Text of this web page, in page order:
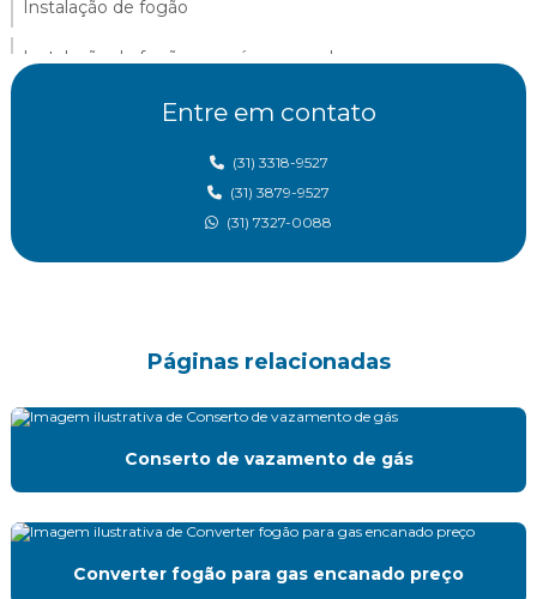
Instalação de fogão
Instalação de fogão em gás encanado
Instalação fogão gn
Instalação de gás em belo horizonte
Instalação de gas glp
Instalação de gas residencial
Instalação de gas residencial bh
Instalação de glp predial
Entre em contato
(31) 3318-9527
(31) 3879-9527
(31) 7327-0088
Páginas relacionadas
Conserto de vazamento de gás
Converter fogão para gas encanado preço